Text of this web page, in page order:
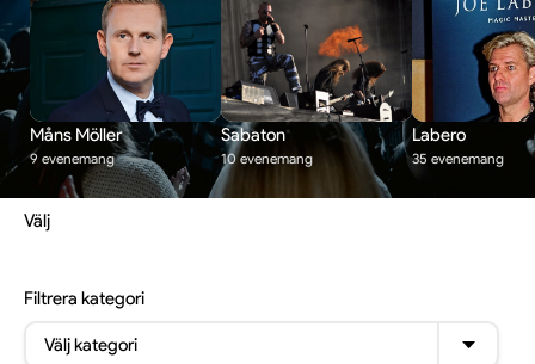
Måns Möller
9 evenemang
Sabaton
10 evenemang
Labero
35 evenemang
Välj
Filtrera kategori
Välj kategori